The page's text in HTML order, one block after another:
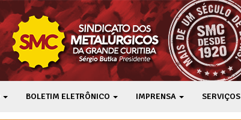
BOLETIM ELETRÔNICO IMPRENSA SERVIÇOS